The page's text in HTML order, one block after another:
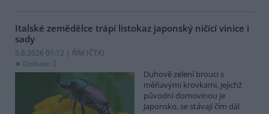
Italské zemědělce trápí listokaz japonský ničící vinice i
sady
5.8.2026 01:12 | ŘÍM (ČTK)
Diskuse: 2
Duhově zelení brouci s
měňavými krovkami, jejichž
původní domovinou je
Japonsko, se stávají čím dál